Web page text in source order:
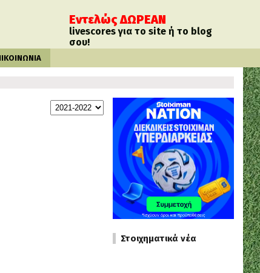
Εντελώς ΔΩΡΕΑΝ
livescores για το site ή το blog
σου!
Στοιχηματικά νέα